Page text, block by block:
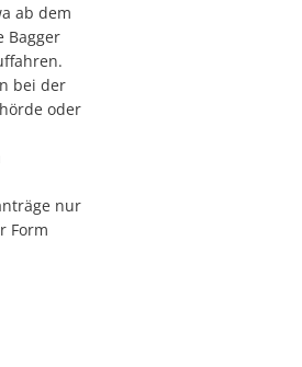
ab dem
Bagger
bei der
oder
nur
Form